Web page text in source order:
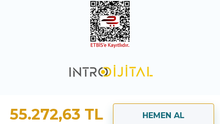
55.272,63 TL HEMEN AL